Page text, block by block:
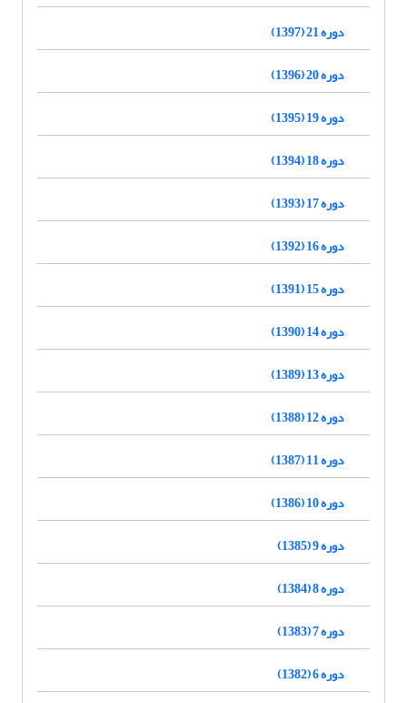
دوره 21 (1397)
دوره 20 (1396)
دوره 19 (1395)
دوره 18 (1394)
دوره 17 (1393)
دوره 16 (1392)
دوره 15 (1391)
دوره 14 (1390)
دوره 13 (1389)
دوره 12 (1388)
دوره 11 (1387)
دوره 10 (1386)
دوره 9 (1385)
دوره 8 (1384)
دوره 7 (1383)
دوره 6 (1382)